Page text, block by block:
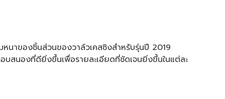
นาของชิ้นส่วนของวาล์วเคสซิงสำหรับรุ่นปี 2019
สนองที่ดียิ่งขึ้นเพื่อรายละเอียดที่ชัดเจนยิ่งขึ้นในแต่ละ